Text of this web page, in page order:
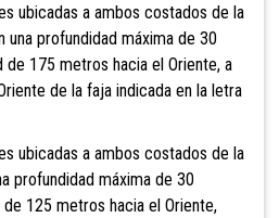
ubicadas a ambos costados de la
profundidad máxima de 30
de 175 metros hacia el Oriente, a
de la faja indicada en la letra
ubicadas a ambos costados de la
profundidad máxima de 30
125 metros hacia el Oriente,